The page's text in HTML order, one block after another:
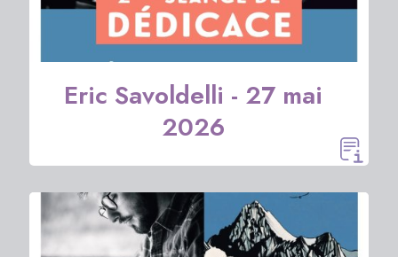
Eric Savoldelli - 27 mai
2026